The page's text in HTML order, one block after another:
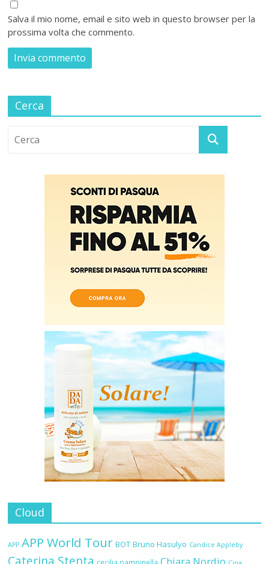
Salva il mio nome, email e sito web in questo browser per la
prossima volta che commento.
Cerca
Cloud
APP APP World Tour BOT Bruno Hasulyo Candice Appleby